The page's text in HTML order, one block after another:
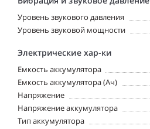
Уровень звукового давления
Уровень звуковой мощности
Электрические хар-ки
Емкость аккумулятора
Емкость аккумулятора (Ач)
Напряжение
Напряжение аккумулятора
Тип аккумулятора